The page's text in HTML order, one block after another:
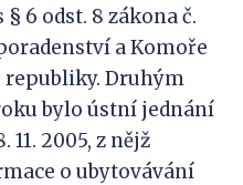
6 odst. 8 zákona č.
a Komoře
republiky. Druhým
bylo ústní jednání
11. 2005, z nějž
o ubytovávání